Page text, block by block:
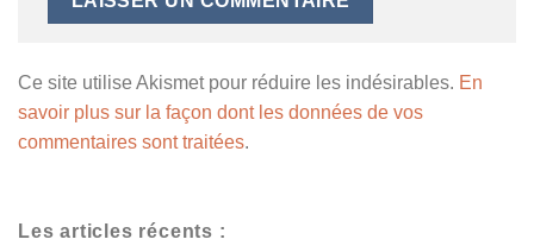
Ce site utilise Akismet pour réduire les indésirables. En
savoir plus sur la façon dont les données de vos
commentaires sont traitées.
Les articles récents :